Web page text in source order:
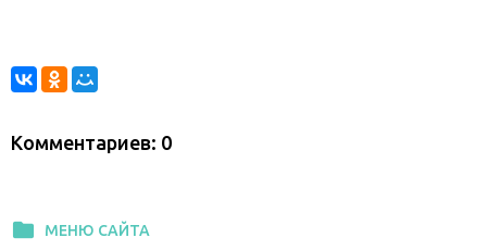
Комментариев: 0
folder МЕНЮ САЙТА